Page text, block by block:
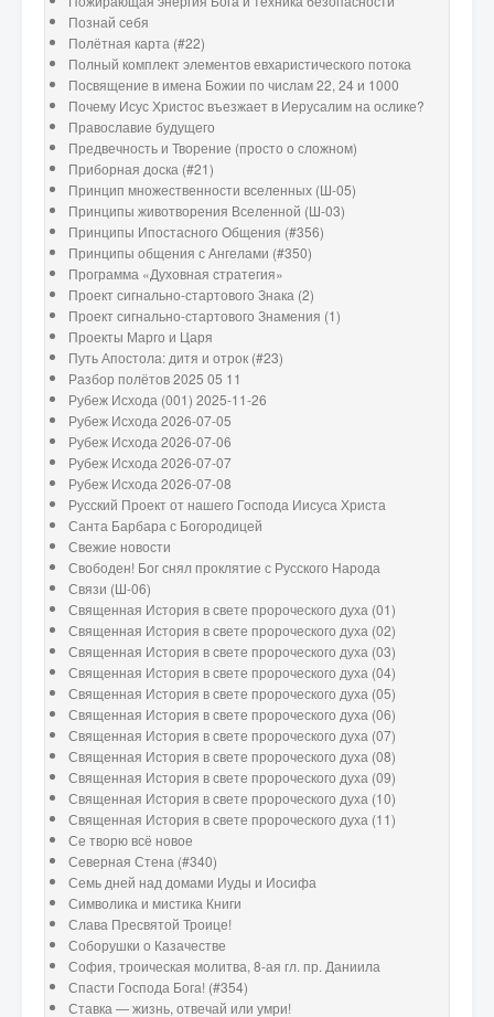
Познай себя
Полётная карта (#22)
Полный комплект элементов евхаристического потока
Посвящение в имена Божии по числам 22, 24 и 1000
Почему Исус Христос въезжает в Иерусалим на ослике?
Православие будущего
Предвечность и Творение (просто о сложном)
Приборная доска (#21)
Принцип множественности вселенных (Ш-05)
Принципы животворения Вселенной (Ш-03)
Принципы Ипостасного Общения (#356)
Принципы общения с Ангелами (#350)
Программа «Духовная стратегия»
Проект сигнально-стартового Знака (2)
Проект сигнально-стартового Знамения (1)
Проекты Марго и Царя
Путь Апостола: дитя и отрок (#23)
Разбор полётов 2025 05 11
Рубеж Исхода (001) 2025-11-26
Рубеж Исхода 2026-07-05
Рубеж Исхода 2026-07-06
Рубеж Исхода 2026-07-07
Рубеж Исхода 2026-07-08
Русский Проект от нашего Господа Иисуса Христа
Санта Барбара с Богородицей
Свежие новости
Свободен! Бог снял проклятие с Русского Народа
Связи (Ш-06)
Священная История в свете пророческого духа (01)
Священная История в свете пророческого духа (02)
Священная История в свете пророческого духа (03)
Священная История в свете пророческого духа (04)
Священная История в свете пророческого духа (05)
Священная История в свете пророческого духа (06)
Священная История в свете пророческого духа (07)
Священная История в свете пророческого духа (08)
Священная История в свете пророческого духа (09)
Священная История в свете пророческого духа (10)
Священная История в свете пророческого духа (11)
Се творю всё новое
Северная Стена (#340)
Семь дней над домами Иуды и Иосифа
Символика и мистика Книги
Слава Пресвятой Троице!
Соборушки о Казачестве
София, троическая молитва, 8-ая гл. пр. Даниила
Спасти Господа Бога! (#354)
Ставка — жизнь, отвечай или умри!